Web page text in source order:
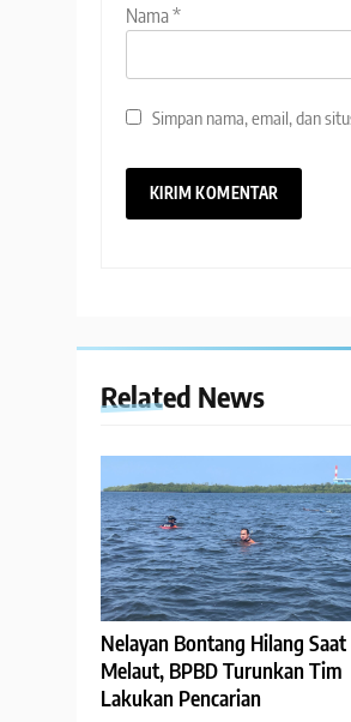
Nama*
Simpan nama, email, dan
Related News
Nelayan Bontang Hilang Saat
Melaut, BPBD Turunkan Tim
Lakukan Pencarian